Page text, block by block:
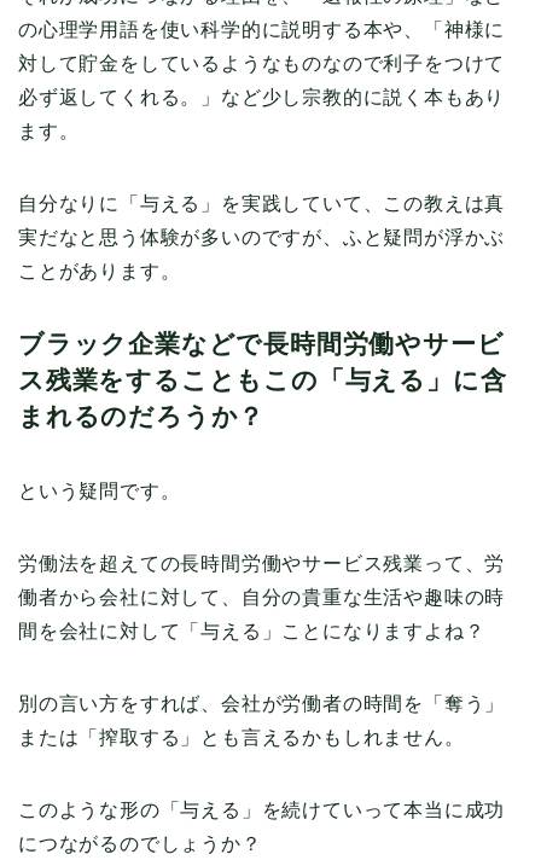
の心理学用語を使い科学的に説明する本や、「神様に
対して貯金をしているようなものなので利子をつけて
必ず返してくれる。」など少し宗教的に説く本もあり
ます。
自分なりに「与える」を実践していて、この教えは真
実だなと思う体験が多いのですが、ふと疑問が浮かぶ
ことがあります。
ブラック企業などで長時間労働やサービ
ス残業をすることもこの「与える」に含
まれるのだろうか？
という疑問です。
労働法を超えての長時間労働やサービス残業って、労
働者から会社に対して、自分の貴重な生活や趣味の時
間を会社に対して「与える」ことになりますよね？
別の言い方をすれば、会社が労働者の時間を「奪う」
または「搾取する」とも言えるかもしれません。
このような形の「与える」を続けていって本当に成功
につながるのでしょうか？